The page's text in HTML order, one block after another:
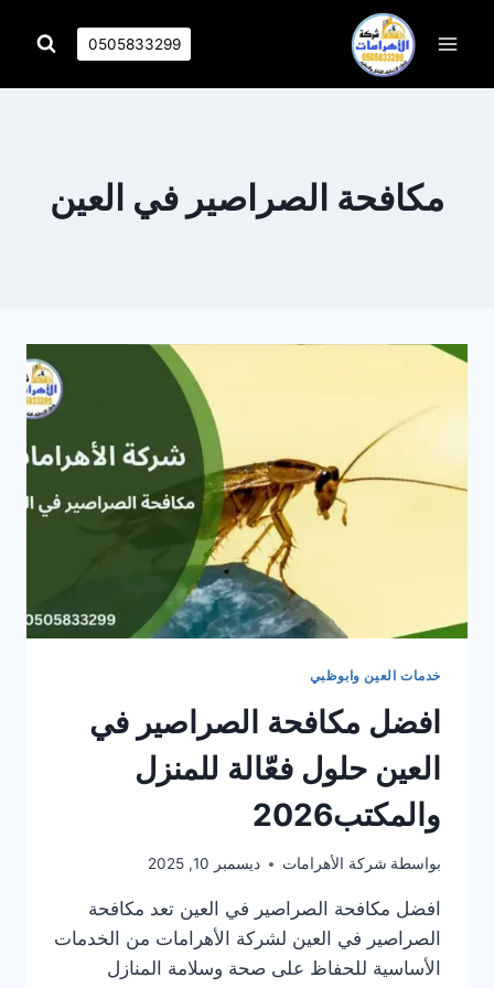
0505833299
مكافحة الصراصير في العين
خدمات العين وابوظبي
افضل مكافحة الصراصير في
العين حلول فعّالة للمنزل
والمكتب2026
بواسطة شركة الأهرامات ديسمبر 10, 2025
افضل مكافحة الصراصير في العين تعد مكافحة
الصراصير في العين لشركة الأهرامات من الخدمات
الأساسية للحفاظ على صحة وسلامة المنازل